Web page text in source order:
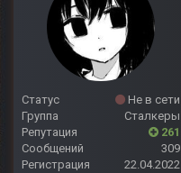
Статус
Не в сети
Группа
Сталкеры
Репутация
261
Сообщений
309
Регистрация
22.04.2022